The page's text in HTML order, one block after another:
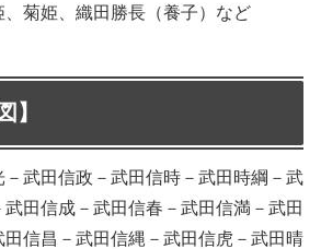
、菊姫、織田勝長（養子）など
】
武田信政－武田信時－武田時綱－武
田信成－武田信春－武田信満－武田
信昌－武田信縄－武田信虎－武田晴